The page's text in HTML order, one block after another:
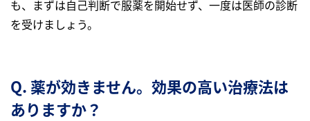
も、まずは自己判断で服薬を開始せず、一度は医師の診断
を受けましょう。
Q. 薬が効きません。効果の高い治療法は
ありますか？